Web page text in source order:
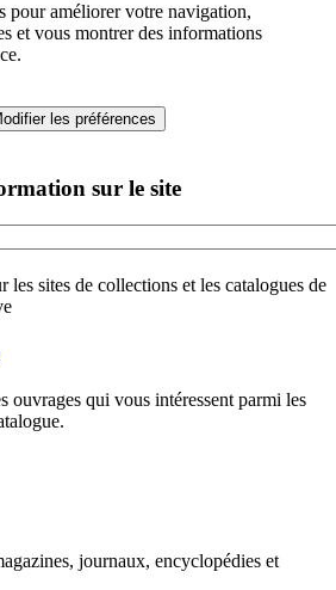
pour améliorer votre navigation,
et vous montrer des informations
les préférences
sur le site
les sites de collections et les catalogues de
ouvrages qui vous intéressent parmi les
journaux, encyclopédies et